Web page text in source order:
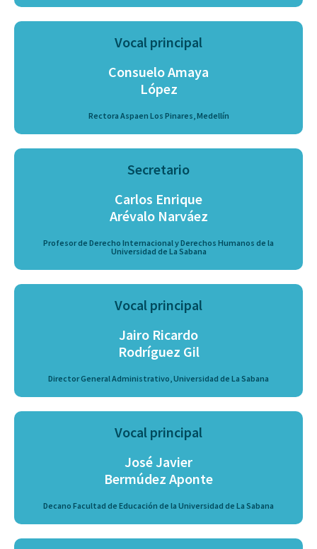
Vocal principal
Consuelo Amaya
López
Rectora Aspaen Los Pinares, Medellín
Secretario
Carlos Enrique
Arévalo Narváez
Profesor de Derecho Internacional y Derechos Humanos de la
Universidad de La Sabana
Vocal principal
Jairo Ricardo
Rodríguez Gil
Director General Administrativo, Universidad de La Sabana
Vocal principal
José Javier
Bermúdez Aponte
Decano Facultad de Educación de la Universidad de La Sabana